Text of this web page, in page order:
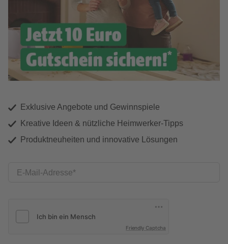
Exklusive Angebote und Gewinnspiele
Kreative Ideen & nützliche Heimwerker-Tipps
Produktneuheiten und innovative Lösungen
E-Mail-Adresse
Friendly Captcha